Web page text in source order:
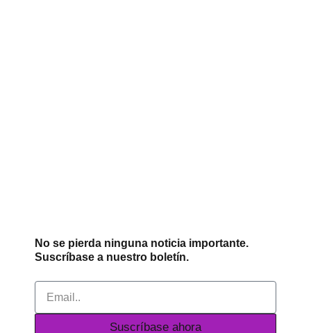
No se pierda ninguna noticia importante.
Suscríbase a nuestro boletín.
Suscríbase ahora